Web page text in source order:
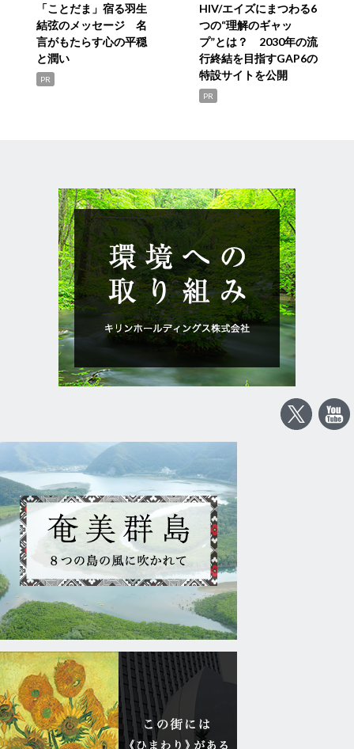
「ことだま」宿る羽生
結弦のメッセージ 名
言がもたらす心の平穏
と潤い
PR
HIV/エイズにまつわる6
つの“理解のギャッ
プ”とは？ 2030年の流
行終結を目指すGAP6の
特設サイトを公開
PR